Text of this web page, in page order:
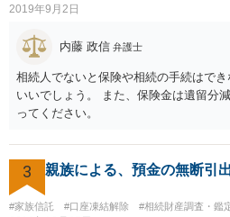
ろとなります。 返済の事実や、返済を
おく方が宜しいかと思います。 緊急と
が、事前準備が早い方が有効な手段が
目に弁護士を入れられることを御検討
2019年9月2日
内藤 政信 弁護士
相続人でないと保険や相続の手続はで
いいでしょう。 また、保険金は遺留分
ってください。
3 親族による、預金の無断引
#家族信託 #口座凍結解除 #相続財産調査・鑑